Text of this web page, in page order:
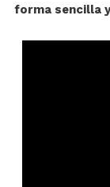
forma sencilla